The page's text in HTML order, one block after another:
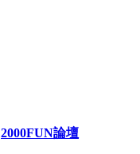
2000FUN論壇